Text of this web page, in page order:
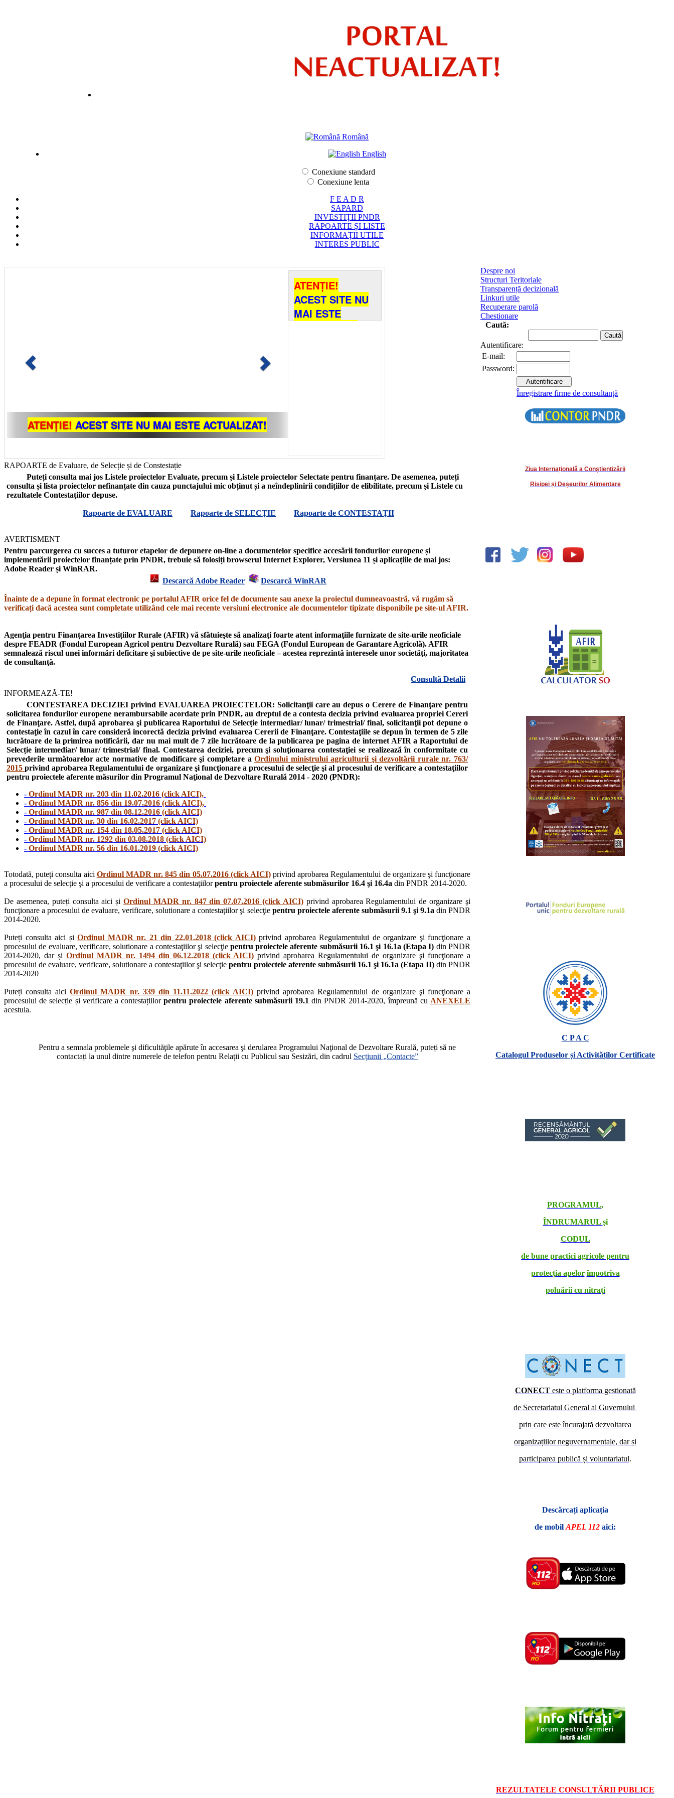
Română
English
Conexiune standard
Conexiune lenta
F E A D R
SAPARD
INVESTIȚII PNDR
RAPOARTE ȘI LISTE
INFORMAȚII UTILE
INTERES PUBLIC
RAPOARTE de Evaluare, de Selecție și de Constestație
Puteți consulta mai jos Listele proiectelor Evaluate, precum și Listele proiectelor Selectate pentru finanțare. De asemenea, puteți
consulta și lista proiectelor nefinanțate din cauza punctajului mic obținut și a neîndeplinirii condițiilor de elibilitate, precum și Listele cu
rezultatele Contestațiilor depuse.
Rapoarte de EVALUARE Rapoarte de SELECȚIE Rapoarte de CONTESTAȚII
AVERTISMENT
Pentru parcurgerea cu succes a tuturor etapelor de depunere on-line a documentelor specifice accesării fondurilor europene și
implementării proiectelor finanțate prin PNDR, trebuie să folosiți browserul Internet Explorer, Versiunea 11 și aplicațiile de mai jos:
Adobe Reader și WinRAR.
Descarcă Adobe Reader
Descarcă WinRAR
Înainte de a depune în format electronic pe portalul AFIR orice fel de documente sau anexe la proiectul dumneavoastră, vă rugăm să
verificați dacă acestea sunt completate utilizând cele mai recente versiuni electronice ale documentelor tipizate disponibile pe site-ul AFIR.
Agenţia pentru Finanțarea Investițiilor Rurale (AFIR) vă sfătuieşte să analizaţi foarte atent informaţiile furnizate de site-urile neoficiale
despre FEADR (Fondul European Agricol pentru Dezvoltare Rurală) sau FEGA (Fondul European de Garantare Agricolă). AFIR
semnalează riscul unei informări deficitare şi subiective de pe site-urile neoficiale – acestea reprezintă interesele unor societăţi, majoritatea
de consultanţă.
Consultă Detalii
INFORMEAZĂ-TE!
CONTESTAREA DECIZIEI privind EVALUAREA PROIECTELOR: Solicitanţii care au depus o Cerere de Finanţare pentru
solicitarea fondurilor europene nerambursabile acordate prin PNDR, au dreptul de a contesta decizia privind evaluarea propriei Cereri
de Finanţare. Astfel, după aprobarea şi publicarea Raportului de Selecție intermediar/ lunar/ trimestrial/ final, solicitanţii pot depune o
contestaţie în cazul în care consideră incorectă decizia privind evaluarea Cererii de Finanţare. Contestaţiile se depun în termen de 5 zile
lucrătoare de la primirea notificării, dar nu mai mult de 7 zile lucrătoare de la publicarea pe pagina de internet AFIR a Raportului de
Selecție intermediar/ lunar/ trimestrial/ final. Contestarea deciziei, precum şi soluţionarea contestaţiei se realizează în conformitate cu
prevederile următoarelor acte normative de modificare şi completare aOrdinului ministrului agriculturii şi dezvoltării rurale nr. 763/
2015privind aprobarea Regulamentului de organizare şi funcţionare a procesului de selecţie şi al procesului de verificare a contestaţiilor
pentru proiectele aferente măsurilor din Programul Naţional de Dezvoltare Rurală 2014 - 2020 (PNDR):
- Ordinul MADR nr. 203 din 11.02.2016 (click AICI),
- Ordinul MADR nr. 856 din 19.07.2016 (click AICI),
- Ordinul MADR nr. 987 din 08.12.2016 (click AICI)
- Ordinul MADR nr. 30 din 16.02.2017 (click AICI)
- Ordinul MADR nr. 154 din 18.05.2017 (click AICI)
- Ordinul MADR nr. 1292 din 03.08.2018 (click AICI)
- Ordinul MADR nr. 56 din 16.01.2019 (click AICI)
Totodată, puteți consulta aici Ordinul MADR nr. 845 din 05.07.2016 (click AICI)privind aprobarea Regulamentului de organizare şi funcţionare
a procesului de selecţie şi a procesului de verificare a contestaţiilorpentru proiectele aferente submăsurilor 16.4 şi 16.4a din PNDR 2014-2020.
De asemenea, puteți consulta aici șiOrdinul MADR nr. 847 din 07.07.2016 (click AICI)privind aprobarea Regulamentului de organizare şi
funcţionare a procesului de evaluare, verificare, solutionare a contestaţiilor şi selecţiepentru proiectele aferente submăsurii 9.1 şi 9.1a din PNDR
2014-2020.
Puteți consulta aici șiOrdinul MADR nr. 21 din 22.01.2018 (click AICI)privind aprobarea Regulamentului de organizare şi funcţionare a
procesului de evaluare, verificare, solutionare a contestaţiilor şi selecţiepentru proiectele aferente submăsurii 16.1 şi 16.1a (Etapa I) din PNDR
2014-2020, dar și Ordinul MADR nr. 1494 din 06.12.2018 (click AICI) privind aprobarea Regulamentului de organizare şi funcţionare a
procesului de evaluare, verificare, solutionare a contestaţiilor şi selecţie pentru proiectele aferente submăsurii 16.1 şi 16.1a (Etapa II) din PNDR
2014-2020
Puteți consulta aiciOrdinul MADR nr. 339 din 11.11.2022 (click AICI) privind aprobarea Regulamentului de organizare şi funcţionare a
procesului de selecție și verificare a contestațiilorpentru proiectele aferente submăsurii 19.1 din PNDR 2014-2020, împreună cu ANEXELE
acestuia.
Pentru a semnala problemele şi dificultăţile apărute în accesarea şi derularea Programului Naţional de Dezvoltare Rurală, puteți să ne
contactați la unul dintre numerele de telefon pentru Relații cu Publicul sau Sesizări, din cadrul Secțiunii „Contacte”
Despre noi
Structuri Teritoriale
Transparență decizională
Linkuri utile
Recuperare parolă
Chestionare
Caută:
Autentificare:
E-mail:
Password:
Înregistrare firme de consultanță
Ziua Internațională a Conștientizării
Risipei și Deșeurilor Alimentare
C P A C
Catalogul Produselor și Activităților Certificate
PROGRAMUL,
ÎNDRUMARUL și
CODUL
de bune practici agricole pentru
protecția apelor împotriva
poluării cu nitrați
CONECT este o platforma gestionată
de Secretariatul General al Guvernului
prin care este încurajată dezvoltarea
organizațiilor neguvernamentale, dar și
participarea publică și voluntariatul.
Descărcați aplicația
de mobil APEL 112 aici:
REZULTATELE CONSULTĂRII PUBLICE